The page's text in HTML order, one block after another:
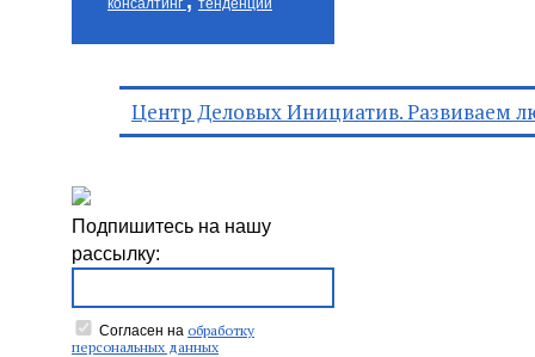
консалтинг тенденции
Центр Деловых Инициатив. Развиваем
Подпишитесь на нашу
рассылку:
Согласен на обработку
персональных данных